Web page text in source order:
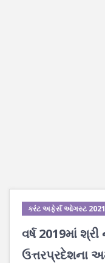
કરંટ અફેર્સ ઓગસ્ટ
વર્ષ 2019માં
ઉત્તરપ્રદેશના